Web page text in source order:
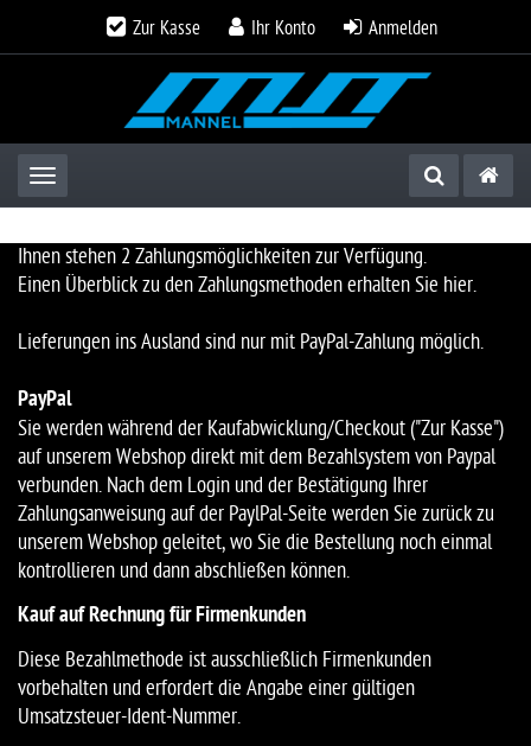
Zur Kasse Ihr Konto Anmelden
Toggle navigation
Ihnen stehen 2 Zahlungsmöglichkeiten zur Verfügung.
Einen Überblick zu den Zahlungsmethoden erhalten Sie hier.
Lieferungen ins Ausland sind nur mit PayPal-Zahlung möglich.
PayPal
Sie werden während der Kaufabwicklung/Checkout ("Zur Kasse")
auf unserem Webshop direkt mit dem Bezahlsystem von Paypal
verbunden. Nach dem Login und der Bestätigung Ihrer
Zahlungsanweisung auf der PaylPal-Seite werden Sie zurück zu
unserem Webshop geleitet, wo Sie die Bestellung noch einmal
kontrollieren und dann abschließen können.
Kauf auf Rechnung für Firmenkunden
Diese Bezahlmethode ist ausschließlich Firmenkunden
vorbehalten und erfordert die Angabe einer gültigen
Umsatzsteuer-Ident-Nummer.